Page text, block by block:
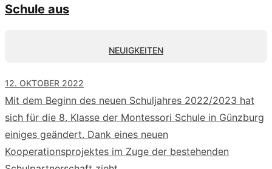
Schule aus
NEUIGKEITEN
12. OKTOBER 2022
Mit dem Beginn des neuen Schuljahres 2022/2023 hat
sich für die 8. Klasse der Montessori Schule in Günzburg
einiges geändert. Dank eines neuen
Kooperationsprojektes im Zuge der bestehenden